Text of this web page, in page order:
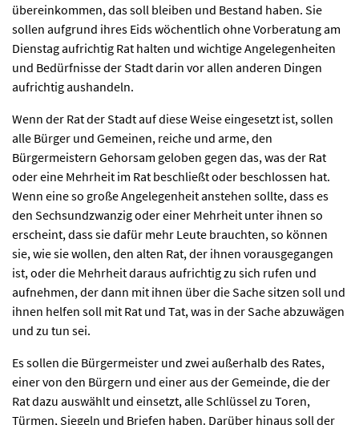
übereinkommen, das soll bleiben und Bestand haben. Sie
sollen aufgrund ihres Eids wöchentlich ohne Vorberatung am
Dienstag aufrichtig Rat halten und wichtige Angelegenheiten
und Bedürfnisse der Stadt darin vor allen anderen Dingen
aufrichtig aushandeln.
Wenn der Rat der Stadt auf diese Weise eingesetzt ist, sollen
alle Bürger und Gemeinen, reiche und arme, den
Bürgermeistern Gehorsam geloben gegen das, was der Rat
oder eine Mehrheit im Rat beschließt oder beschlossen hat.
Wenn eine so große Angelegenheit anstehen sollte, dass es
den Sechsundzwanzig oder einer Mehrheit unter ihnen so
erscheint, dass sie dafür mehr Leute brauchten, so können
sie, wie sie wollen, den alten Rat, der ihnen vorausgegangen
ist, oder die Mehrheit daraus aufrichtig zu sich rufen und
aufnehmen, der dann mit ihnen über die Sache sitzen soll und
ihnen helfen soll mit Rat und Tat, was in der Sache abzuwägen
und zu tun sei.
Es sollen die Bürgermeister und zwei außerhalb des Rates,
einer von den Bürgern und einer aus der Gemeinde, die der
Rat dazu auswählt und einsetzt, alle Schlüssel zu Toren,
Türmen, Siegeln und Briefen haben. Darüber hinaus soll der